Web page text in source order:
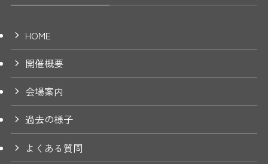
HOME
開催概要
会場案内
過去の様子
よくある質問